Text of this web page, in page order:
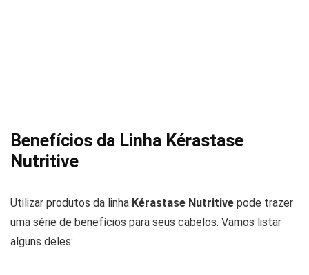
Benefícios da Linha Kérastase
Nutritive
Utilizar produtos da linha Kérastase Nutritive pode trazer
uma série de benefícios para seus cabelos. Vamos listar
alguns deles: